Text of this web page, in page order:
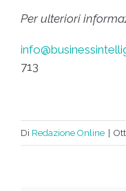
Per ulteriori
713
Di Redazione Online